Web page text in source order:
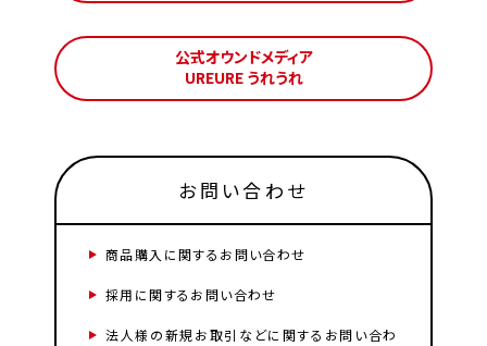
公式オウンドメディア
UREURE うれうれ
お問い合わせ
商品購入に関するお問い合わせ
採用に関するお問い合わせ
法人様の新規お取引などに関するお問い合わ